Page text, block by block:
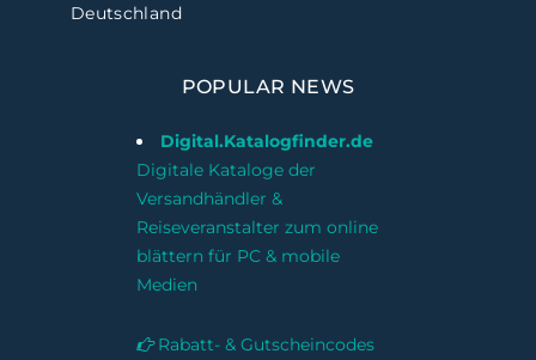
Deutschland
POPULAR NEWS
Digital.Katalogfinder.de
Digitale Kataloge der
Versandhändler &
Reiseveranstalter zum online
blättern für PC & mobile
Medien
Rabatt- & Gutscheincodes